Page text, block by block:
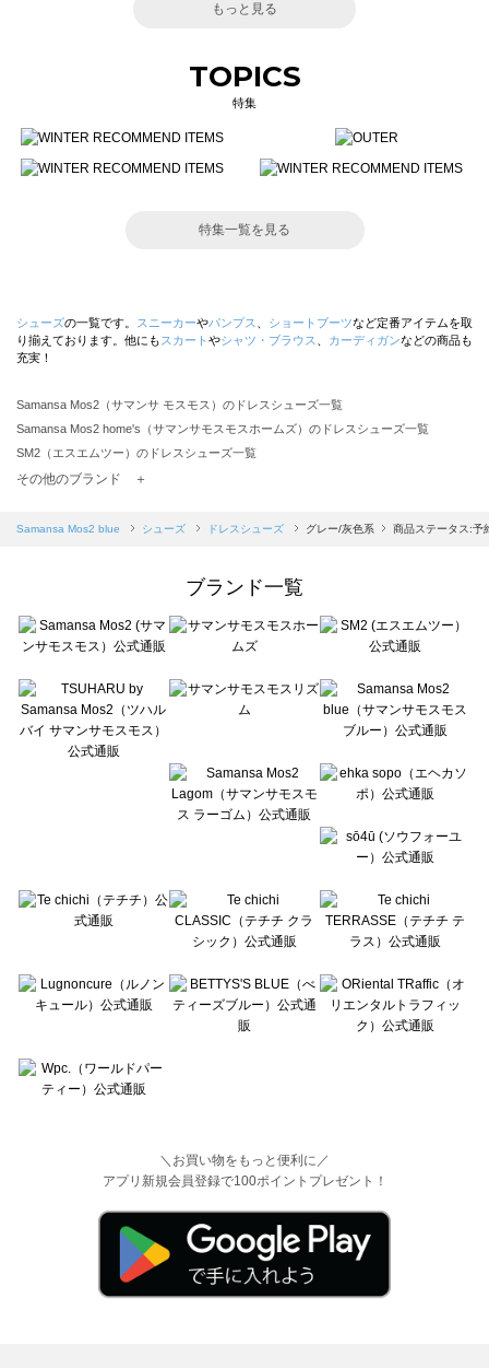
もっと見る
TOPICS
特集
特集一覧を見る
シューズの一覧です。 スニーカーやパンプス ショートブーツなど定番アイテムを取
り揃えております。他にも スカート やシャツ・ブラウス カーディガンなどの商品も
充実！
Samansa Mos2（サマンサ モスモス）のドレスシューズ一覧
Samansa Mos2 home's（サマンサモスモスホームズ）のドレスシューズ一覧
SM2（エスエムツー）のドレスシューズ一覧
Samansa Mos2 blue（サマンサモスモス ブルー）のドレスシューズ一覧
sō4ū（ソウフォーユー）のドレスシューズ一覧
Te chichi（テチチ）のドレスシューズ一覧
Te chichi CLASSIC（テチチ クラシック）のドレスシューズ一覧
Lugnoncure（ルノンキュール）のドレスシューズ一覧
BETTY'S BLUE（べティーズブルー）のドレスシューズ一覧
Wpc.（ワールドパーティー）のドレスシューズ一覧
その他のブランド ＋
Samansa Mos2 blue シューズ ドレスシューズ グレー/灰色系 商品ステータス:予
ブランド一覧
＼お買い物をもっと便利に／
アプリ新規会員登録で100ポイントプレゼント！